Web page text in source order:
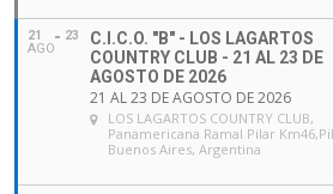
21
AGO
23
C.I.C.O. "B" - LOS LAGARTOS
COUNTRY CLUB - 21 AL 23 DE
AGOSTO DE 2026
21 AL 23 DE AGOSTO DE 2026
LOS LAGARTOS COUNTRY CLUB,
Panamericana Ramal Pilar
Buenos Aires, Argentina